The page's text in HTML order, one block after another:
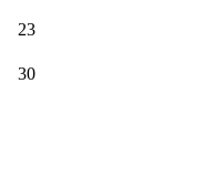
23
30